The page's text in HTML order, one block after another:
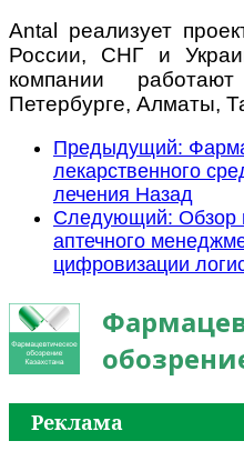
Antal реализует
России, СНГ и
компании
Петербурге, Алматы,
Предыдущий:
лекарственного
лечения Назад
Следующий: Обзор
аптечного
цифровизации
Реклама